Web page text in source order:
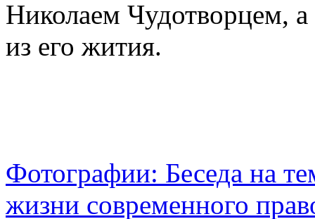
Николаем Чудотворцем,
из его жития.
Фотографии: Беседа на
жизни современного